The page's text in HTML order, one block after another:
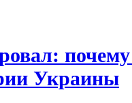
Украины